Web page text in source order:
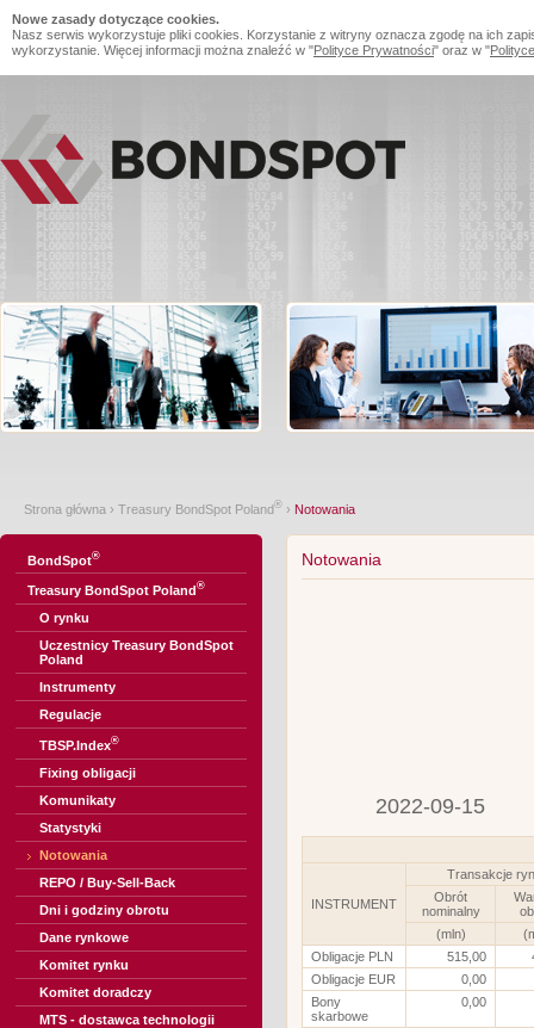
Nowe zasady dotyczące cookies.
Nasz serwis wykorzystuje pliki cookies. Korzystanie z witryny oznacza zgodę na ich
wykorzystanie. Więcej informacji można znaleźć w "Polityce Prywatności" oraz w "
Strona główna › Treasury BondSpot Poland® › Notowania
BondSpot®
Treasury BondSpot Poland®
O rynku
Uczestnicy Treasury BondSpot
Poland
Instrumenty
Regulacje
TBSP.Index®
Fixing obligacji
Komunikaty
Statystyki
Notowania
REPO / Buy-Sell-Back
Dni i godziny obrotu
Dane rynkowe
Komitet rynku
Komitet doradczy
MTS - dostawca technologii
Notowania
2022-09-15
INSTRUMENT
Transakcje
Obrót
nominalny
(mln)
Obligacje PLN
515,00
Obligacje EUR
0,00
Bony
skarbowe
0,00